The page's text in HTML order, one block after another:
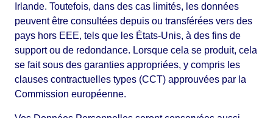
Irlande. Toutefois, dans des cas limités, les données
peuvent être consultées depuis ou transférées vers des
pays hors EEE, tels que les États-Unis, à des fins de
support ou de redondance. Lorsque cela se produit, cela
se fait sous des garanties appropriées, y compris les
clauses contractuelles types (CCT) approuvées par la
Commission européenne.